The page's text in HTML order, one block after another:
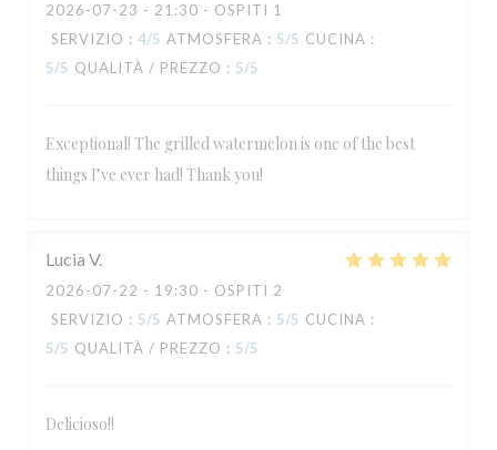
2026-07-23 - 21:30 - OSPITI 1
SERVIZIO : 4/5 ATMOSFERA : 5/5 CUCINA :
5/5 QUALITÀ / PREZZO : 5/5
Exceptional! The grilled watermelon is one of the best
things I’ve ever had! Thank you!
Lucia V
2026-07-22 - 19:30 - OSPITI 2
SERVIZIO : 5/5 ATMOSFERA : 5/5 CUCINA :
5/5 QUALITÀ / PREZZO : 5/5
Delicioso!!